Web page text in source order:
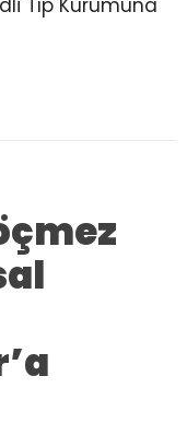
Tıp Kurumuna